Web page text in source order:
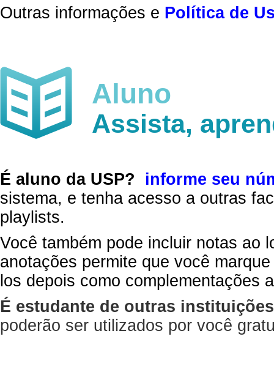
Outras informações e Política de
Aluno
Assista,
É aluno da USP?
informe seu
sistema, e tenha acesso a outras
playlists.
Você também pode incluir notas ao
anotações permite que você
los depois como complementações
É estudante de outras
poderão ser utilizados por você